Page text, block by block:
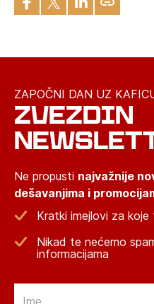
ZAPOČNI DAN UZ
ZVEZDIN
Ne propusti najvažnije
dešavanjima i
Kratki imejlovi za
Nikad te nećemo
informacijama